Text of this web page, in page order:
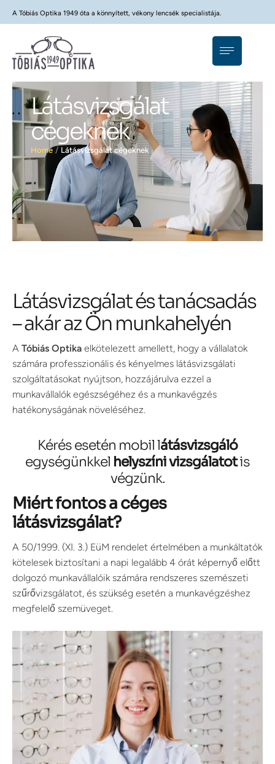
A Tóbiás Optika 1949 óta a könnyített, vékony lencsék specialistája.
Látásvizsgálat
cégeknek
Home / Látásvizsgálat cégeknek
Látásvizsgálat és tanácsadás
– akár az Ön munkahelyén
A Tóbiás Optika elkötelezett amellett, hogy a vállalatok
számára professzionális és kényelmes látásvizsgálati
szolgáltatásokat nyújtson, hozzájárulva ezzel a
munkavállalók egészségéhez és a munkavégzés
hatékonyságának növeléséhez.
Kérés esetén mobil látásvizsgáló
egységünkkel helyszíni vizsgálatotis
végzünk.
Miért fontos a céges
látásvizsgálat?
A 50/1999. (XI. 3.) EüM rendelet értelmében a munkáltatók
kötelesek biztosítani a napi legalább 4 órát képernyő előtt
dolgozó munkavállalóik számára rendszeres szemészeti
szűrővizsgálatot, és szükség esetén a munkavégzéshez
megfelelő szemüveget.